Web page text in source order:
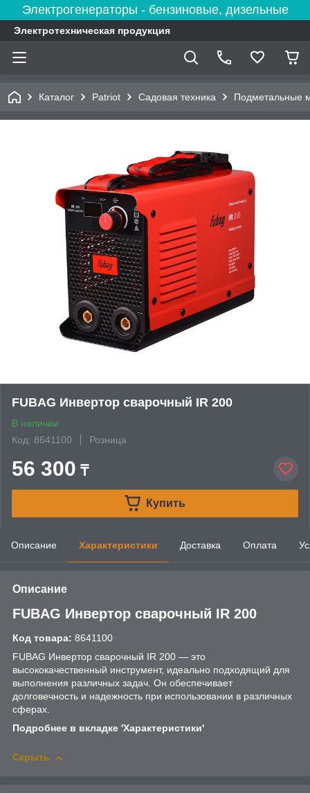
Электрогенераторы - бензиновые, дизельные
Электротехническая продукция
Каталог Patriot Садовая техника Подметальные
FUBAG Инвертор сварочный IR 200
В наличии
Код: 8641100
Розница
56 300 ₸
Купить
Описание Характеристики Доставка Оплата
Описание
FUBAG Инвертор сварочный IR 200
Код товара: 8641100
FUBAG Инвертор сварочный IR 200 — это
высококачественный инструмент, идеально подходящий для
выполнения различных задач. Он обеспечивает
долговечность и надежность при использовании в различных
сферах.
Подробнее в вкладке 'Характеристики'
Скрыть